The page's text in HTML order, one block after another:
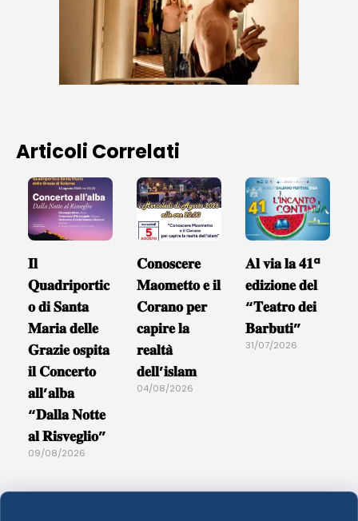
Articoli Correlati
𝐈𝐥
𝐐𝐮𝐚𝐝𝐫𝐢𝐩𝐨𝐫𝐭𝐢𝐜
𝐨 𝐝𝐢 𝐒𝐚𝐧𝐭𝐚
𝐌𝐚𝐫𝐢𝐚 𝐝𝐞𝐥𝐥𝐞
𝐆𝐫𝐚𝐳𝐢𝐞 𝐨𝐬𝐩𝐢𝐭𝐚
𝐢𝐥 𝐂𝐨𝐧𝐜𝐞𝐫𝐭𝐨
𝐚𝐥𝐥’𝐚𝐥𝐛𝐚
“𝐃𝐚𝐥𝐥𝐚 𝐍𝐨𝐭𝐭𝐞
𝐚𝐥 𝐑𝐢𝐬𝐯𝐞𝐠𝐥𝐢𝐨”
09/08/2026
𝐂𝐨𝐧𝐨𝐬𝐜𝐞𝐫𝐞
𝐌𝐚𝐨𝐦𝐞𝐭𝐭𝐨 𝐞 𝐢𝐥
𝐂𝐨𝐫𝐚𝐧𝐨 𝐩𝐞𝐫
𝐜𝐚𝐩𝐢𝐫𝐞 𝐥𝐚
𝐫𝐞𝐚𝐥𝐭𝐚̀
𝐝𝐞𝐥𝐥’𝐢𝐬𝐥𝐚𝐦
04/08/2026
𝐀𝐥 𝐯𝐢𝐚 𝐥𝐚 𝟒𝟏ª
𝐞𝐝𝐢𝐳𝐢𝐨𝐧𝐞 𝐝𝐞𝐥
“𝐓𝐞𝐚𝐭𝐫𝐨 𝐝𝐞𝐢
𝐁𝐚𝐫𝐛𝐮𝐭𝐢”
31/07/2026